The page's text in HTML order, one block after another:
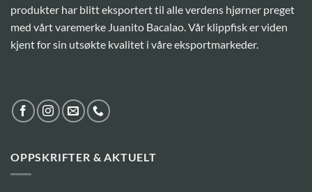
produkter har blitt eksportert til alle verdens hjørner preget
med vårt varemerke Juanito Bacalao. Vår klippfisk er viden
kjent for sin utsøkte kvalitet i våre eksportmarkeder.
OPPSKRIFTER & AKTUELT